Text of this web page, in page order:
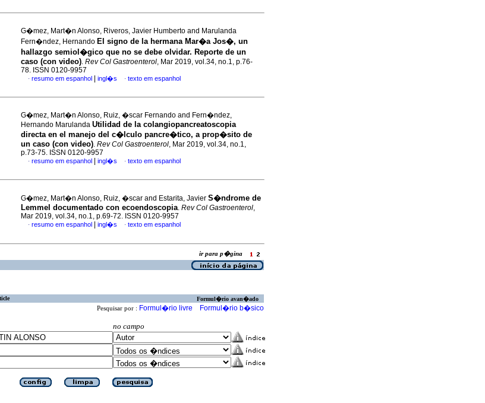
G�mez, Mart�n Alonso, Riveros, Javier Humberto and Marulanda
Fern�ndez, Hernando El signo de la hermana Mar�a Jos�, un
hallazgo semiol�gico que no se debe olvidar. Reporte de un
caso (con video). Rev Col Gastroenterol, Mar 2019, vol.34, no.1, p.76-
78. ISSN 0120-9957
· resumo em espanhol ingl�s · texto em espanhol
G�mez, Mart�n Alonso, Ruiz, �scar Fernando and Fern�ndez,
Hernando Marulanda Utilidad de la colangiopancreatoscopia
directa en el manejo del c�lculo pancre�tico, a prop�sito de
un caso (con video). Rev Col Gastroenterol, Mar 2019, vol.34, no.1,
p.73-75. ISSN 0120-9957
· resumo em espanhol ingl�s · texto em espanhol
G�mez, Mart�n Alonso, Ruiz, �scar and Estarita, Javier S�ndrome de
Lemmel documentado con ecoendoscopia. Rev Col Gastroenterol,
Mar 2019, vol.34, no.1, p.69-72. ISSN 0120-9957
· resumo em espanhol ingl�s · texto em espanhol
ir para p�gina
Formul�rio avan�ado
Pesquisar por : Formul�rio livre Formul�rio b�sico
no campo